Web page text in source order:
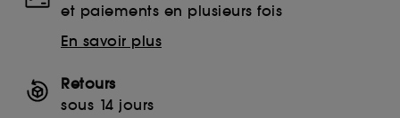
et paiements en plusieurs fois
En savoir plus
Retours
sous 14 jours